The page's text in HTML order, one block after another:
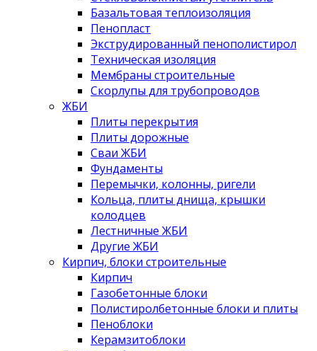
Базальтовая теплоизоляция
Пенопласт
Экструдированный пенополистирол
Техническая изоляция
Мембраны строительные
Скорлупы для трубопроводов
ЖБИ
Плиты перекрытия
Плиты дорожные
Сваи ЖБИ
Фундаменты
Перемычки, колонны, ригели
Кольца, плиты днища, крышки
колодцев
Лестничные ЖБИ
Другие ЖБИ
Кирпич, блоки строительные
Кирпич
Газобетонные блоки
Полистиролбетонные блоки и плиты
Пеноблоки
Керамзитоблоки